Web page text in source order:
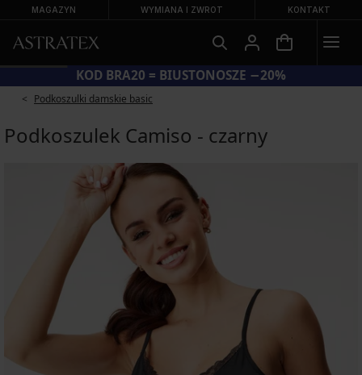
MAGAZYN WYMIANA I ZWROT KONTAKT
KOD BRA20 = BIUSTONOSZE −20%
Podkoszulki damskie basic
Podkoszulek Camiso - czarny